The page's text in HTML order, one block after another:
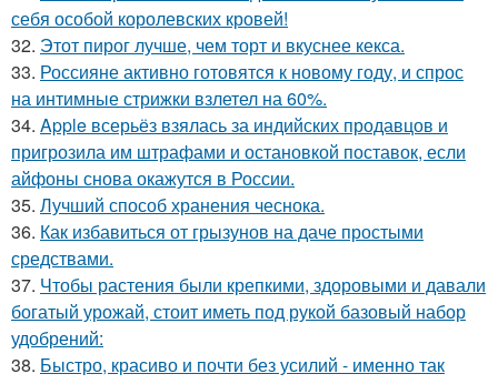
себя особой королевских кровей!
32. Этот пирог лучше, чем торт и вкуснее кекса.
33. Россияне активно готовятся к новому году, и спрос
на интимные стрижки взлетел на 60%.
34. Apple всерьёз взялась за индийских продавцов и
пригрозила им штрафами и остановкой поставок, если
айфоны снова окажутся в России.
35. Лучший способ хранения чеснока.
36. Как избавиться от грызунов на даче простыми
средствами.
37. Чтобы растения были крепкими, здоровыми и давали
богатый урожай, стоит иметь под рукой базовый набор
удобрений:
38. Быстро, красиво и почти без усилий - именно так